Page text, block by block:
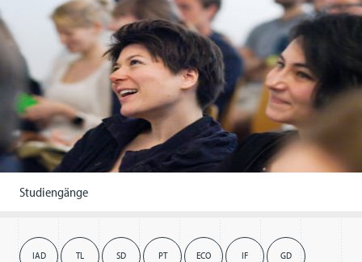
Studiengänge
IAD TL SD PT ECO IF GD